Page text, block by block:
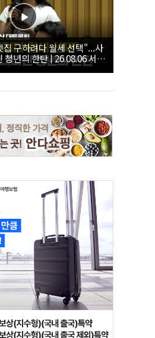
구하려다 월세 선택"...사
청년의 한탄 | 26.08.06 서울
회